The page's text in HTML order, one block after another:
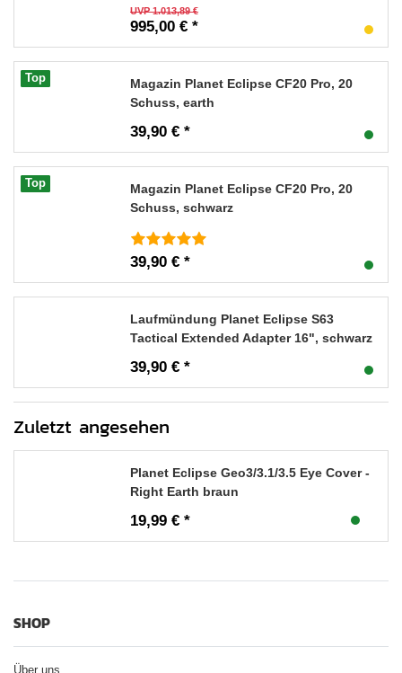
UVP 1.013,89 €
995,00 € *
Top
Magazin Planet Eclipse CF20 Pro, 20
Schuss, earth
39,90 € *
Top
Magazin Planet Eclipse CF20 Pro, 20
Schuss, schwarz
39,90 € *
Laufmündung Planet Eclipse S63
Tactical Extended Adapter 16", schwarz
39,90 € *
Zuletzt angesehen
Planet Eclipse Geo3/3.1/3.5 Eye Cover -
Right Earth braun
19,99 € *
SHOP